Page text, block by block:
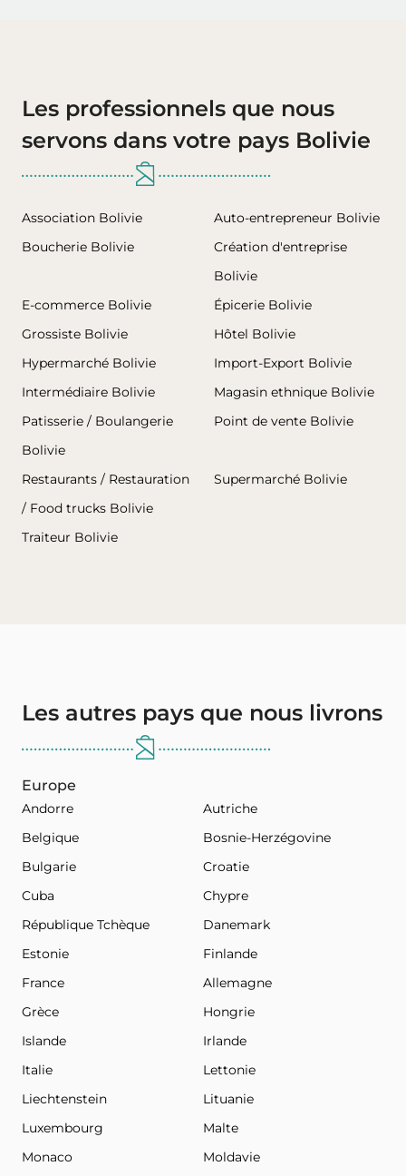
Les professionnels que nous
servons dans votre pays Bolivie
Association Bolivie
Auto-entrepreneur Bolivie
Boucherie Bolivie
Création d'entreprise
Bolivie
E-commerce Bolivie
Épicerie Bolivie
Grossiste Bolivie
Hôtel Bolivie
Hypermarché Bolivie
Import-Export Bolivie
Intermédiaire Bolivie
Magasin ethnique Bolivie
Patisserie / Boulangerie
Bolivie
Point de vente Bolivie
Restaurants / Restauration
/ Food trucks Bolivie
Supermarché Bolivie
Traiteur Bolivie
Les autres pays que nous livrons
Europe
Andorre
Autriche
Belgique
Bosnie-Herzégovine
Bulgarie
Croatie
Cuba
Chypre
République Tchèque
Danemark
Estonie
Finlande
France
Allemagne
Grèce
Hongrie
Islande
Irlande
Italie
Lettonie
Liechtenstein
Lituanie
Luxembourg
Malte
Monaco
Moldavie